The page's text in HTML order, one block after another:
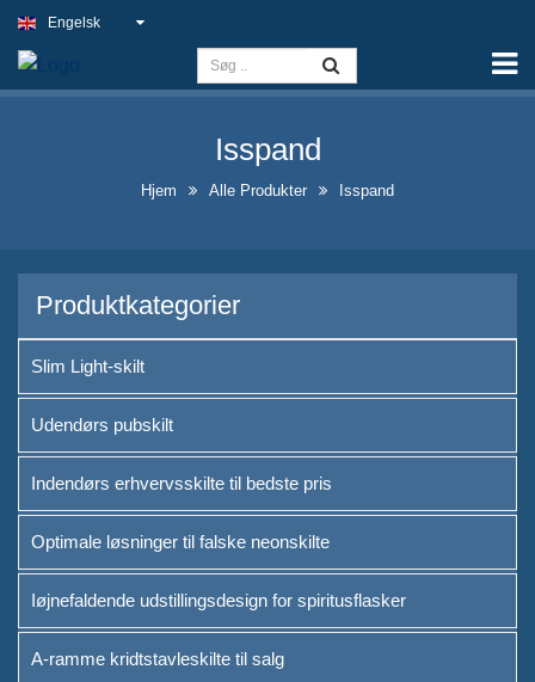
Kapacitet
Udendørs pubskilt
Optimale løsninger til falske
neonskilte
Iøjnefaldende udstillingsdesign
vinemballageløsninger
Brugerdefineret barmenuholder
Engelsk
Isspand
Hjem Alle Produkter Isspand
Produktkategorier
Slim Light-skilt
Udendørs pubskilt
Indendørs erhvervsskilte til bedste pris
Optimale løsninger til falske neonskilte
Iøjnefaldende udstillingsdesign for spiritusflasker
A-ramme kridtstavleskilte til salg